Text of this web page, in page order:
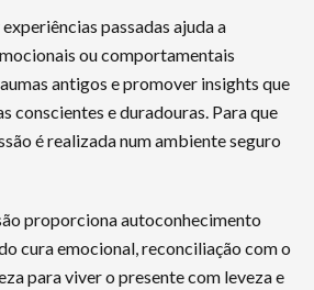
passadas ajuda a
ou comportamentais
antigos e promover insights que
conscientes e duradouras. Para que
é realizada num ambiente seguro
proporciona autoconhecimento
cura emocional, reconciliação com o
para viver o presente com leveza e